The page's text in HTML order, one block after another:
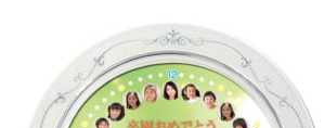
カード付フォトフレームクロック(集合)
目覚まし時計(集合＋個別)